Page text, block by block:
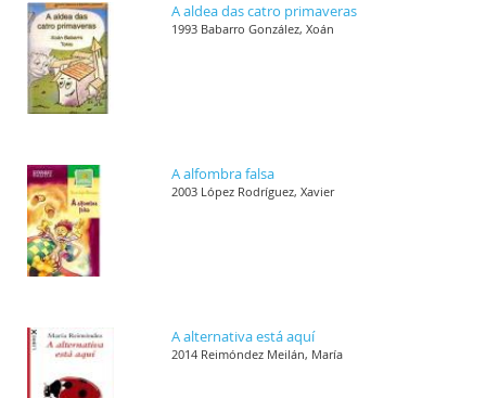
A aldea das catro primaveras
1993 Babarro González, Xoán
A alfombra falsa
2003 López Rodríguez, Xavier
A alternativa está aquí
2014 Reimóndez Meilán, María